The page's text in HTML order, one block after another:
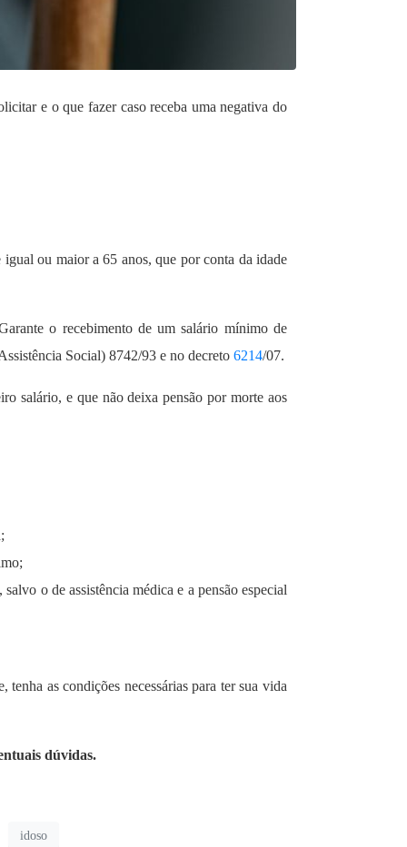
e o que fazer caso receba uma negativa do
ou maior a 65 anos, que por conta da idade
o recebimento de um salário mínimo de
Social) 8742/93 e no decreto 6214/07.
salário, e que não deixa pensão por morte aos
o de assistência médica e a pensão especial
as condições necessárias para ter sua vida
dúvidas.
idoso